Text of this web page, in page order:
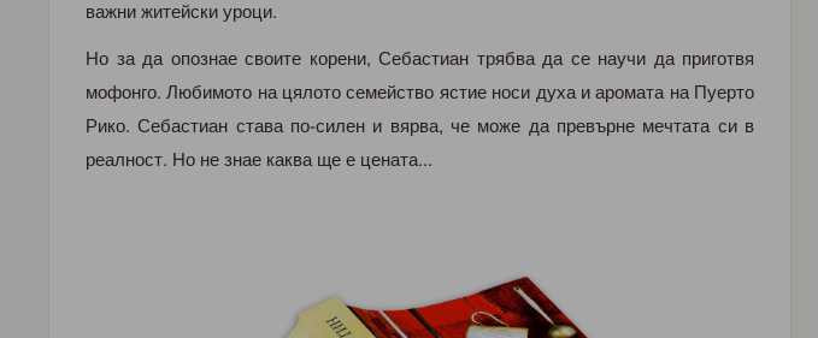
важни житейски уроци.
Но за да опознае своите корени, Себастиан трябва да се научи да приготвя
мофонго. Любимото на цялото семейство ястие носи духа и аромата на Пуерто
Рико. Себастиан става по-силен и вярва, че може да превърне мечтата си в
реалност. Но не знае каква ще е цената...